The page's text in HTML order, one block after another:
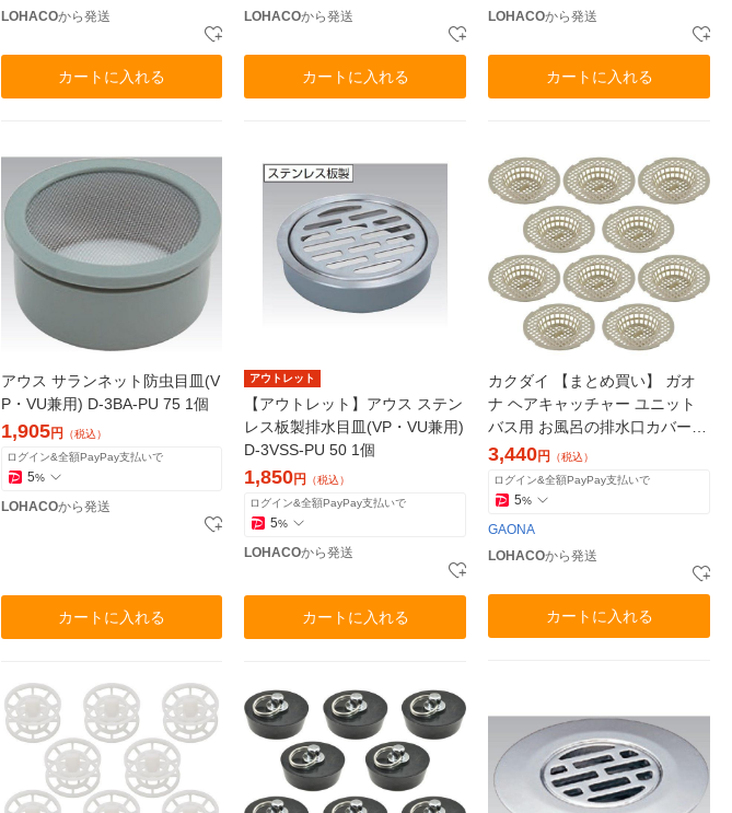
LOHACOから発送
カートに入れる
LOHACOから発送
カートに入れる
LOHACOから発送
カートに入れる
アウス サランネット防虫目皿(V
P・VU兼用) D-3BA-PU 75 1個
1,905円
（税込）
ログイン&全額PayPay支払いで
5%
LOHACOから発送
カートに入れる
アウトレット
【アウトレット】アウス ステン
レス板製排水目皿(VP・VU兼用)
D-3VSS-PU 50 1個
1,850円
（税込）
ログイン&全額PayPay支払いで
5%
LOHACOから発送
カートに入れる
カクダイ 【まとめ買い】 ガオ
ナ ヘアキャッチャー ユニット
バス用 お風呂の排水口カバー 1
0.2センチ 日本製 GA-FW042 1
セット(10個)
3,440円
（税込）
ログイン&全額PayPay支払いで
5%
GAONA
LOHACOから発送
カートに入れる